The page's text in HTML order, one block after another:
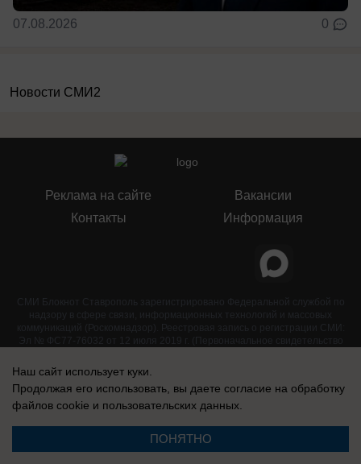
07.08.2026 0
Новости СМИ2
Реклама на сайте
Контакты
Вакансии
Информация
СМИ Блокнот Ставрополь зарегистрировано Федеральной службой по
надзору в сфере связи, информационных технологий и массовых
коммуникаций (Роскомнадзор). Реестровая запись о регистрации СМИ:
Эл № ФС77-76032 от 12 июля 2019 г. (Первоначальное свидетельство
Наш сайт использует куки.
Продолжая его использовать, вы даете согласие на обработку
файлов cookie и пользовательских данных.
ПОНЯТНО